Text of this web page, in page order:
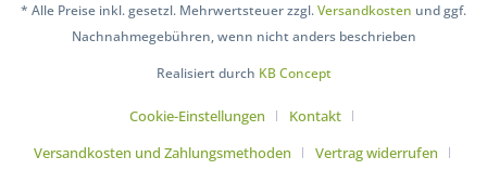
* Alle Preise inkl. gesetzl. Mehrwertsteuer zzgl.Versandkosten und ggf.
Nachnahmegebühren, wenn nicht anders beschrieben
Realisiert durch KB Concept
Cookie-Einstellungen
Kontakt
Versandkosten und Zahlungsmethoden
Vertrag widerrufen